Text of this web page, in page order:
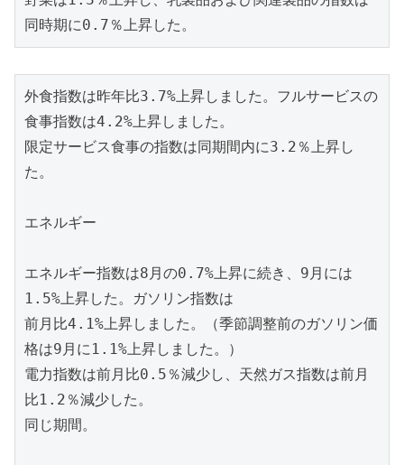
外食指数は昨年比3.7%上昇しました。フルサービスの
食事指数は4.2%上昇しました。
限定サービス食事の指数は同期間内に3.2％上昇し
た。
エネルギー
エネルギー指数は8月の0.7%上昇に続き、9月には
1.5%上昇した。ガソリン指数は
前月比4.1%上昇しました。（季節調整前のガソリン価
格は9月に1.1%上昇しました。）
電力指数は前月比0.5％減少し、天然ガス指数は前月
比1.2％減少した。
同じ期間。